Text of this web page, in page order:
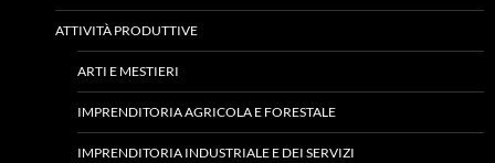
ATTIVITÀ PRODUTTIVE
ARTI E MESTIERI
IMPRENDITORIA AGRICOLA E FORESTALE
IMPRENDITORIA INDUSTRIALE E DEI SERVIZI